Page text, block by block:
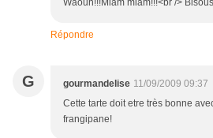
Waouh!!!Miam miam!!!<br />
Répondre
G gourmandelise 11/09/2009 09:37
Cette tarte doit etre très bonne
frangipane!